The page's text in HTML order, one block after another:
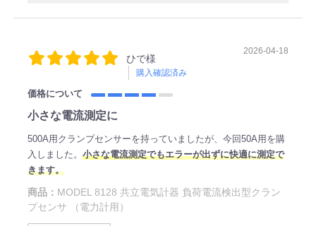
ひで様
購入確認済み
2026-04-18
価格について
小さな電流測定に
500A用クランプセンサーを持っていましたが、今回50A用を購
入しました。 小さな電流測定でもエラーが出ずに快適に測定で
きます。
商品： MODEL 8128 共立電気計器 負荷電流検出型クラン
プセンサ （電力計用）